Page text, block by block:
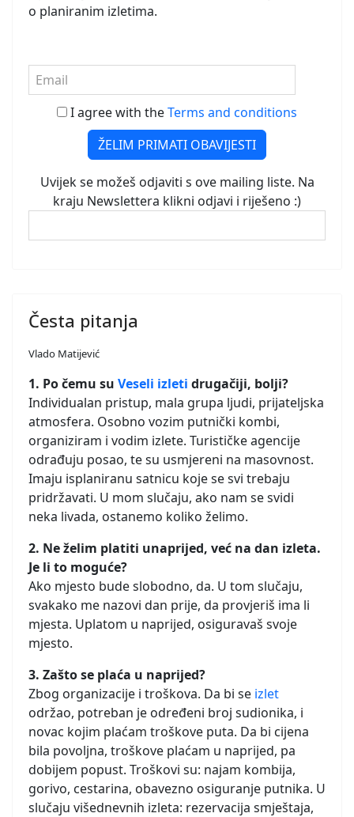
o planiranim izletima.
I agree with theTerms and conditions
ŽELIM PRIMATI OBAVIJESTI
Uvijek se možeš odjaviti s ove mailing liste. Na
kraju Newslettera klikni odjavi i riješeno :)
Česta pitanja
Vlado Matijević
1. Po čemu su Veseli izleti drugačiji, bolji?
Individualan pristup, mala grupa ljudi, prijateljska
atmosfera. Osobno vozim putnički kombi,
organiziram i vodim izlete. Turističke agencije
odrađuju posao, te su usmjereni na masovnost.
Imaju isplaniranu satnicu koje se svi trebaju
pridržavati. U mom slučaju, ako nam se svidi
neka livada, ostanemo koliko želimo.
2. Ne želim platiti unaprijed, već na dan izleta.
Je li to moguće?
Ako mjesto bude slobodno, da. U tom slučaju,
svakako me nazovi dan prije, da provjeriš ima li
mjesta. Uplatom u naprijed, osiguravaš svoje
mjesto.
3. Zašto se plaća u naprijed?
Zbog organizacije i troškova. Da bi se izlet
održao, potreban je određeni broj sudionika, i
novac kojim plaćam troškove puta. Da bi cijena
bila povoljna, troškove plaćam u naprijed, pa
dobijem popust. Troškovi su: najam kombija,
gorivo, cestarina, obavezno osiguranje putnika. U
slučaju višednevnih izleta: rezervacija smještaja,